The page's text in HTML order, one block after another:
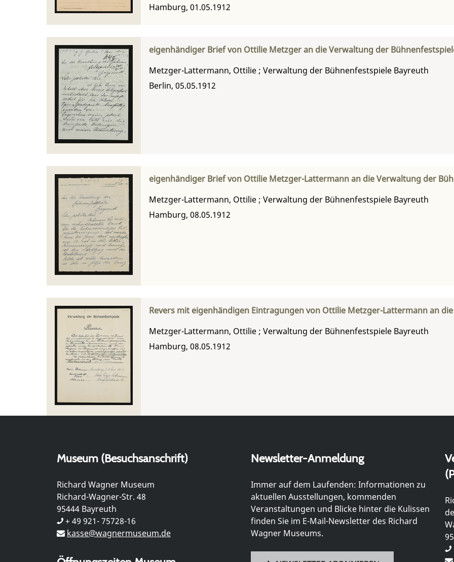
Hamburg, 01.05.1912
eigenhändiger Brief von Ottilie Metzger an die Verwaltung der
Metzger-Lattermann, Ottilie ; Verwaltung der Bühnenfestspiele Bayreuth
Berlin, 05.05.1912
eigenhändiger Brief von Ottilie Metzger-Lattermann an die Verwaltung der
Metzger-Lattermann, Ottilie ; Verwaltung der Bühnenfestspiele Bayreuth
Hamburg, 08.05.1912
Revers mit eigenhändigen Eintragungen von Ottilie Metzger-Lattermann an
Metzger-Lattermann, Ottilie ; Verwaltung der Bühnenfestspiele Bayreuth
Hamburg, 08.05.1912
Museum (Besuchsanschrift)
Richard Wagner Museum
Richard-Wagner-Str. 48
95444 Bayreuth
+ 49 921- 75728-16
kasse@wagnermuseum.de
Newsletter-Anmeldung
Immer auf dem Laufenden: Informationen zu
aktuellen Ausstellungen, kommenden
Veranstaltungen und Blicke hinter die Kulissen
finden Sie im E-Mail-Newsletter des Richard
Wagner Museums.